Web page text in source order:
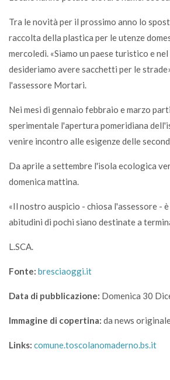
Tra le novità per il prossimo anno lo
raccolta della plastica per le utenze
mercoledì. «Siamo un paese turistico e
desideriamo avere sacchetti per le
l'assessore Mortari.
Nei mesi di gennaio febbraio e marzo
sperimentale l'apertura pomeridiana
venire incontro alle esigenze delle
Da aprile a settembre l'isola ecologica
domenica mattina.
«Il nostro auspicio - chiosa l'assessore -
abitudini di pochi siano destinate a
L.SCA.
Fonte: bresciaoggi.it
Data di pubblicazione: Domenica 30
Immagine di copertina: da news
Links: comune.toscolanomaderno.bs.it